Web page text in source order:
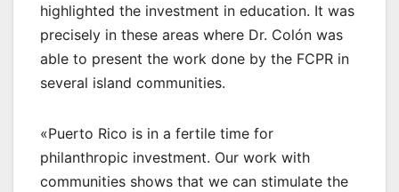
highlighted the investment in education. It was
precisely in these areas where Dr. Colón was
able to present the work done by the FCPR in
several island communities.
«Puerto Rico is in a fertile time for
philanthropic investment. Our work with
communities shows that we can stimulate the